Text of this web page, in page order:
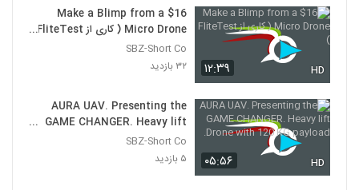
۱۲:۳۹ HD
Make a Blimp from a $16
Micro Drone ( کاری از FliteTest
)
SBZ-Short Co
۳۲ بازدید
۰۵:۵۶ HD
AURA UAV. Presenting the
GAME CHANGER. Heavy lift
Drone with 120 KG payload.
SBZ-Short Co
۵ بازدید